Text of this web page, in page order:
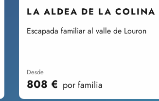
LA ALDEA DE LA COLINA
Escapada familiar al valle de Louron
desde
808 € por familia